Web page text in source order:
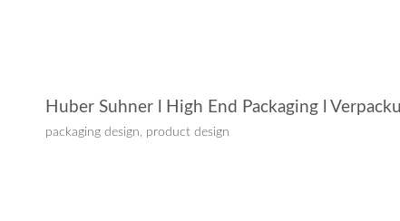
Huber Suhner l High End Packaging l
packaging design, product design